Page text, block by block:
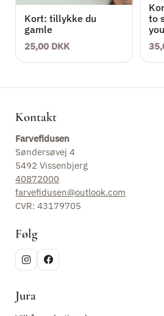
Kort: tillykke du
gamle
25,00 DKK
to
Kontakt
Farvefidusen
Søndersøvej 4
5492 Vissenbjerg
40872000
farvefidusen@outlook.com
CVR: 43179705
Følg
Jura